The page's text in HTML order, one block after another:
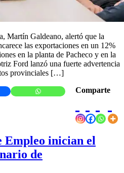
Martín Galdeano, alertó que la
las exportaciones en un 12%
en la planta de Pacheco y en la
Ford lanzó una fuerte advertencia
provinciales […]
Comparte
Empleo inician el
de